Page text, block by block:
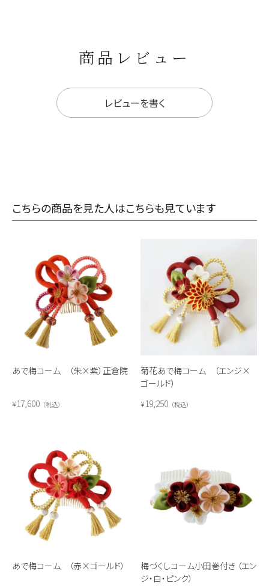
商品レビュー
レビューを書く
こちらの商品を見た人はこちらも見ています
あで梅コーム （朱×紫）正倉院
¥17,600 税込
菊花あで梅コーム （エンジ×
ゴールド）
¥19,250 税込
あで梅コーム （赤×ゴールド）
梅づくしコーム小田巻付き （エン
ジ・白・ピンク）